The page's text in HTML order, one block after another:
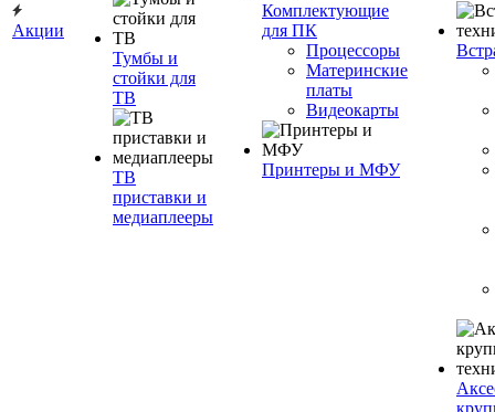
Акции
Тумбы и
стойки для
ТВ
ТВ
приставки и
медиаплееры
Комплектующие
для ПК
Процессоры
Материнские
платы
Видеокарты
Принтеры и МФУ